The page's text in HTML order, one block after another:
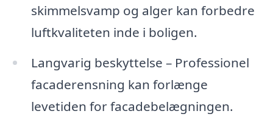
skimmelsvamp og alger kan forbedre
luftkvaliteten inde i boligen.
Langvarig beskyttelse – Professionel
facaderensning kan forlænge
levetiden for facadebelægningen.